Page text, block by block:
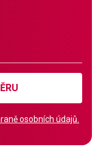
osobních údajů.